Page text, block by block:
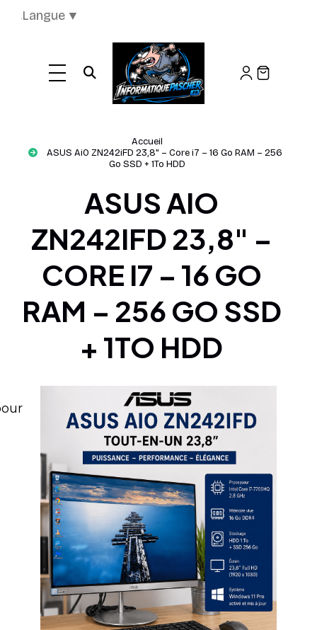
Ouvrir la recherche
Accueil
ASUS AiO ZN242iFD 23,8" – Core i7 – 16 Go RAM – 256
Go SSD + 1To HDD
ASUS AIO
ZN242IFD 23,8" –
CORE I7 – 16 GO
RAM – 256 GO SSD
+ 1TO HDD
Langue ▼